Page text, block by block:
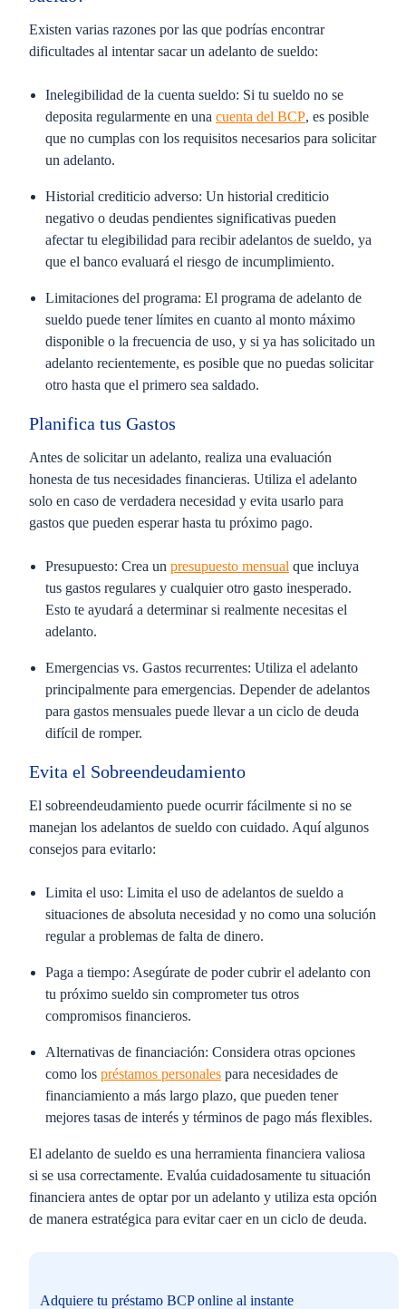
Existen varias razones por las que podrías encontrar
dificultades al intentar sacar un adelanto de sueldo:
Inelegibilidad de la cuenta sueldo: Si tu sueldo no se
deposita regularmente en una cuenta del BCP, es posible
que no cumplas con los requisitos necesarios para solicitar
un adelanto.
Historial crediticio adverso: Un historial crediticio
negativo o deudas pendientes significativas pueden
afectar tu elegibilidad para recibir adelantos de sueldo, ya
que el banco evaluará el riesgo de incumplimiento.
Limitaciones del programa: El programa de adelanto de
sueldo puede tener límites en cuanto al monto máximo
disponible o la frecuencia de uso, y si ya has solicitado un
adelanto recientemente, es posible que no puedas solicitar
otro hasta que el primero sea saldado.
Planifica tus Gastos
Antes de solicitar un adelanto, realiza una evaluación
honesta de tus necesidades financieras. Utiliza el adelanto
solo en caso de verdadera necesidad y evita usarlo para
gastos que pueden esperar hasta tu próximo pago.
Presupuesto: Crea un presupuesto mensual que incluya
tus gastos regulares y cualquier otro gasto inesperado.
Esto te ayudará a determinar si realmente necesitas el
adelanto.
Emergencias vs. Gastos recurrentes: Utiliza el adelanto
principalmente para emergencias. Depender de adelantos
para gastos mensuales puede llevar a un ciclo de deuda
difícil de romper.
Evita el Sobreendeudamiento
El sobreendeudamiento puede ocurrir fácilmente si no se
manejan los adelantos de sueldo con cuidado. Aquí algunos
consejos para evitarlo:
Limita el uso: Limita el uso de adelantos de sueldo a
situaciones de absoluta necesidad y no como una solución
regular a problemas de falta de dinero.
Paga a tiempo: Asegúrate de poder cubrir el adelanto con
tu próximo sueldo sin comprometer tus otros
compromisos financieros.
Alternativas de financiación: Considera otras opciones
como los préstamos personales para necesidades de
financiamiento a más largo plazo, que pueden tener
mejores tasas de interés y términos de pago más flexibles.
El adelanto de sueldo es una herramienta financiera valiosa
si se usa correctamente. Evalúa cuidadosamente tu situación
financiera antes de optar por un adelanto y utiliza esta opción
de manera estratégica para evitar caer en un ciclo de deuda.
Adquiere tu préstamo BCP online al instante